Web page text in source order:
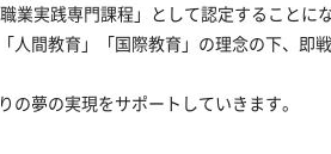
実践専門課程」として認定することに
間教育」「国際教育」の理念の下、即
夢の実現をサポートしていきます。